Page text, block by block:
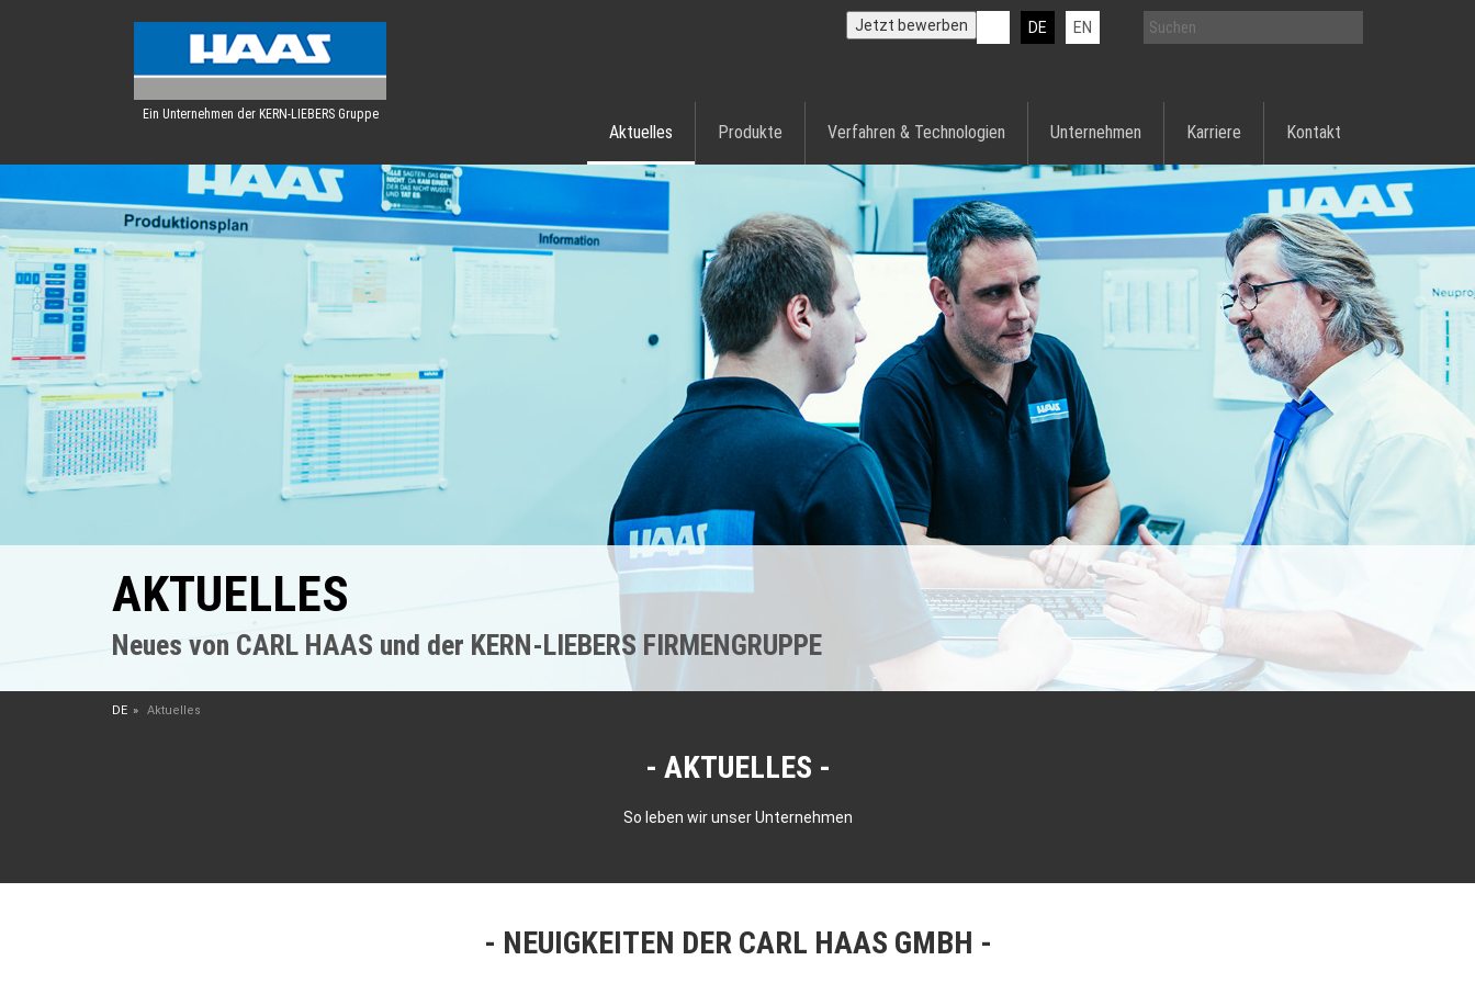
Ein Unternehmen der KERN-LIEBERS Gruppe
DE EN
Jetzt bewerben
Aktuelles Produkte Verfahren & Technologien Unternehmen Karriere Kontakt
AKTUELLES
Neues von CARL HAAS und der KERN-LIEBERS FIRMENGRUPPE
DE Aktuelles
AKTUELLES
So leben wir unser Unternehmen
NEUIGKEITEN DER CARL HAAS GMBH